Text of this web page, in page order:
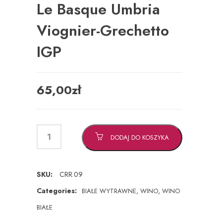
Le Basque Umbria
Viognier-Grechetto
IGP
65,00zł
DODAJ DO KOSZYKA
SKU:
CRR.09
Categories: BIAŁE WYTRAWNE, WINO, WINO
BIAŁE